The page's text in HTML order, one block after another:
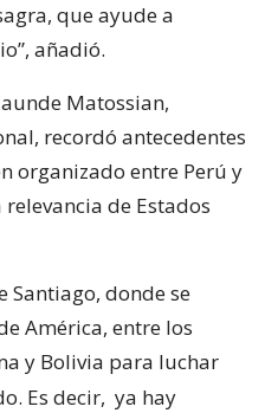
que ayude a
añadió.
Matossian,
recordó antecedentes
organizado entre Perú y
de Estados
Santiago, donde se
América, entre los
y Bolivia para luchar
Es decir, ya hay